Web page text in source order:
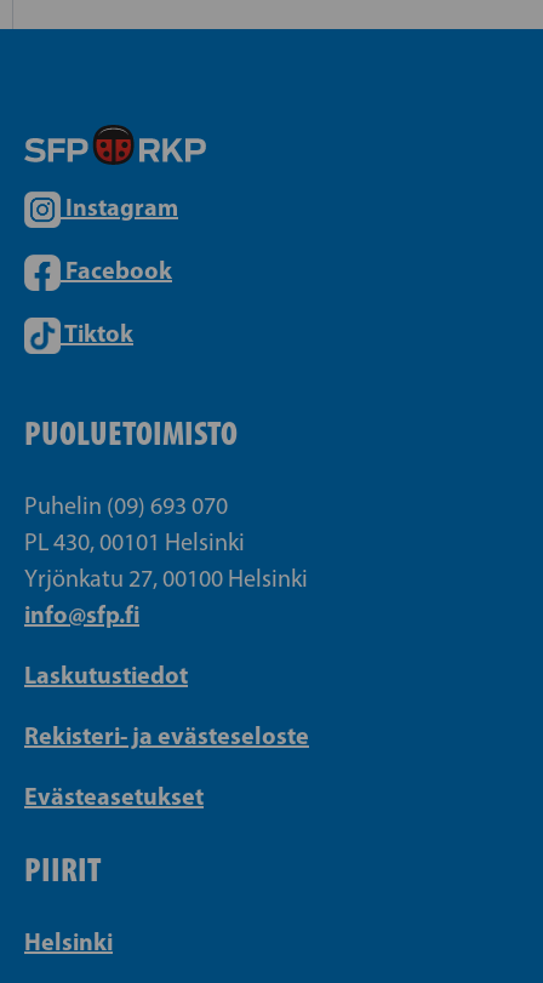
Instagram
Facebook
Tiktok
PUOLUETOIMISTO
Puhelin (09) 693 070
PL 430, 00101 Helsinki
Yrjönkatu 27, 00100 Helsinki
info@sfp.fi
Laskutustiedot
Rekisteri- ja evästeseloste
Evästeasetukset
PIIRIT
Helsinki